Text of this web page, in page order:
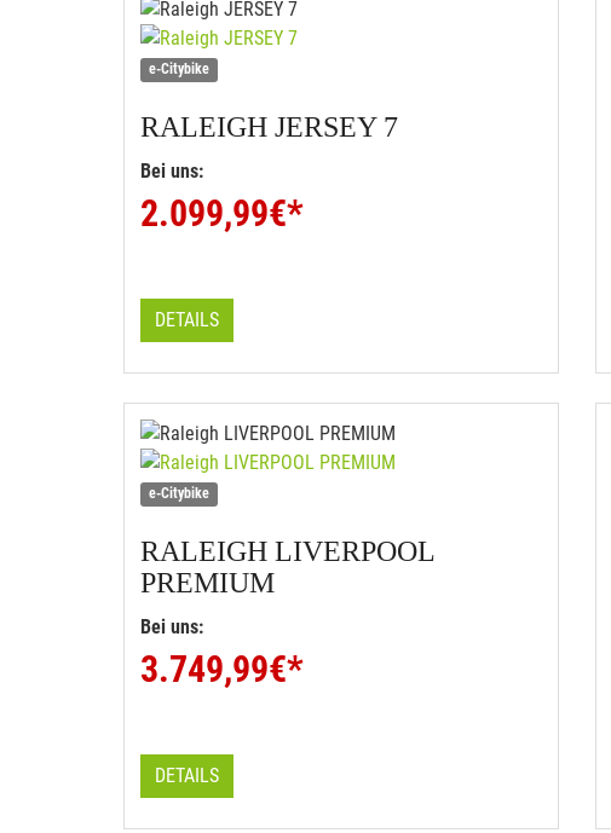
e-Citybike
RALEIGH JERSEY 7
Bei uns:
2.099,99€*
DETAILS
e-Citybike
RALEIGH LIVERPOOL
PREMIUM
Bei uns:
3.749,99€*
DETAILS